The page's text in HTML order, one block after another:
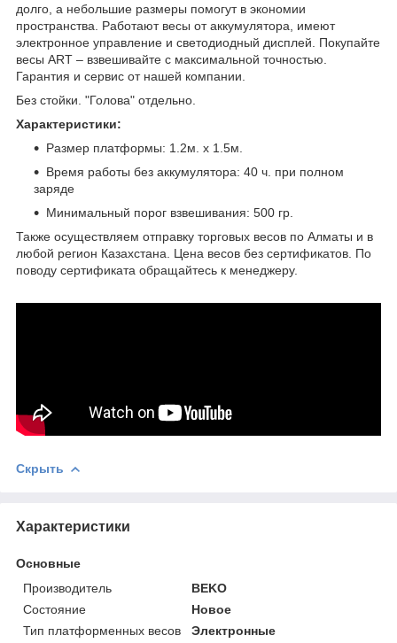
долго, а небольшие размеры помогут в экономии
пространства. Работают весы от аккумулятора, имеют
электронное управление и светодиодный дисплей. Покупайте
весы ART – взвешивайте с максимальной точностью.
Гарантия и сервис от нашей компании.
Без стойки. "Голова" отдельно.
Характеристики:
Размер платформы: 1.2м. х 1.5м.
Время работы без аккумулятора: 40 ч. при полном
заряде
Минимальный порог взвешивания: 500 гр.
Также осуществляем отправку торговых весов по Алматы и в
любой регион Казахстана. Цена весов без сертификатов. По
поводу сертификата обращайтесь к менеджеру.
Скрыть
Характеристики
Основные
Производитель
BEKO
Состояние
Новое
Тип платформенных весов
Электронные